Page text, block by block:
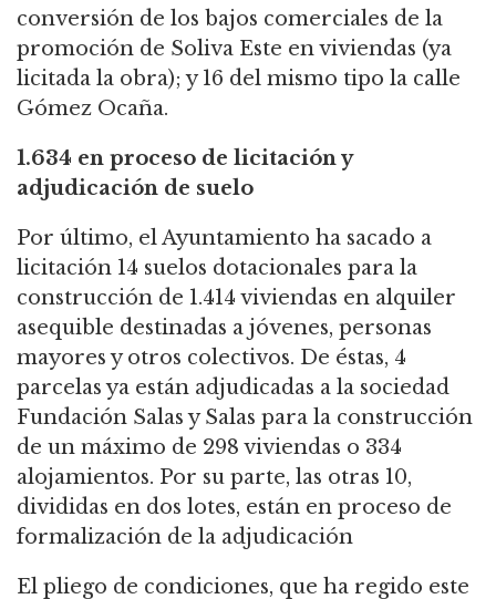
conversión de los bajos comerciales de la
promoción de Soliva Este en viviendas (ya
licitada la obra); y 16 del mismo tipo la calle
Gómez Ocaña.
1.634 en proceso de licitación y
adjudicación de suelo
Por último, el Ayuntamiento ha sacado a
licitación 14 suelos dotacionales para la
construcción de 1.414 viviendas en alquiler
asequible destinadas a jóvenes, personas
mayores y otros colectivos. De éstas, 4
parcelas ya están adjudicadas a la sociedad
Fundación Salas y Salas para la construcción
de un máximo de 298 viviendas o 334
alojamientos. Por su parte, las otras 10,
divididas en dos lotes, están en proceso de
formalización de la adjudicación
El pliego de condiciones, que ha regido este